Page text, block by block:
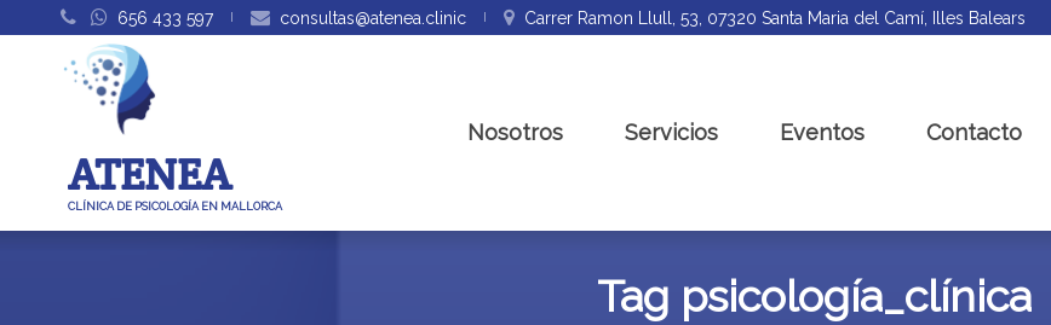
656 433 597 consultas@atenea.clinic Carrer Ramon Llull, 53, 07320 Santa Maria del Camí, Illes Balears
ATENEA
CLÍNICA DE PSICOLOGÍA EN MALLORCA
Nosotros Servicios Eventos Contacto
Tag psicología_clínica